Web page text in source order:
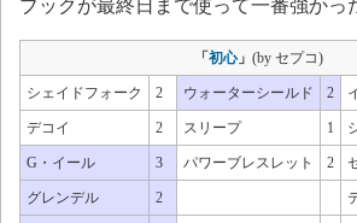
ブックが最終日まで使って一番強かっ
「 初心」 (by セプコ)
シェイドフォーク 2 ウォーターシールド 2
デコイ 2 スリープ 1
G・イール 3 パワーブレスレット 2
グレンデル 2